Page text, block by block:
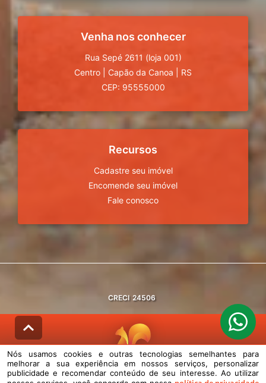
Venha nos conhecer
Rua Sepé 2611 (loja 001)
Centro
Capão da Canoa
RS
CEP: 95555000
Recursos
Cadastre seu imóvel
Encomende seu imóvel
Fale conosco
CRECI 24506
© DESENVOLVIDO PELAAGIL.NET
Nós usamos cookies e outras tecnologias semelhantes para
melhorar a sua experiência em nossos serviços, personalizar
publicidade e recomendar conteúdo de seu interesse. Ao utilizar